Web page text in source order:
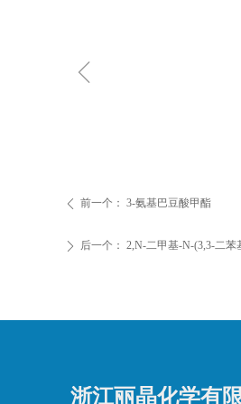
ꁆ
ꄴ 前一个： 3-氨基巴豆酸甲酯
ꄲ 后一个： 2,N-二甲基-N-(3,3-二苯
浙江丽晶化学有